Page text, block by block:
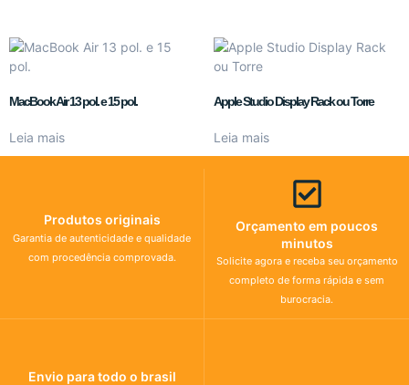
MacBook Air 13 pol. e 15 pol.
Leia mais
Apple Studio Display Rack ou Torre
Leia mais
Produtos originais
Garantia de autenticidade e qualidade
com procedência comprovada.
Orçamento em poucos
minutos
Solicite agora e receba seu orçamento
completo de forma rápida e sem
burocracia.
Envio para todo o brasil